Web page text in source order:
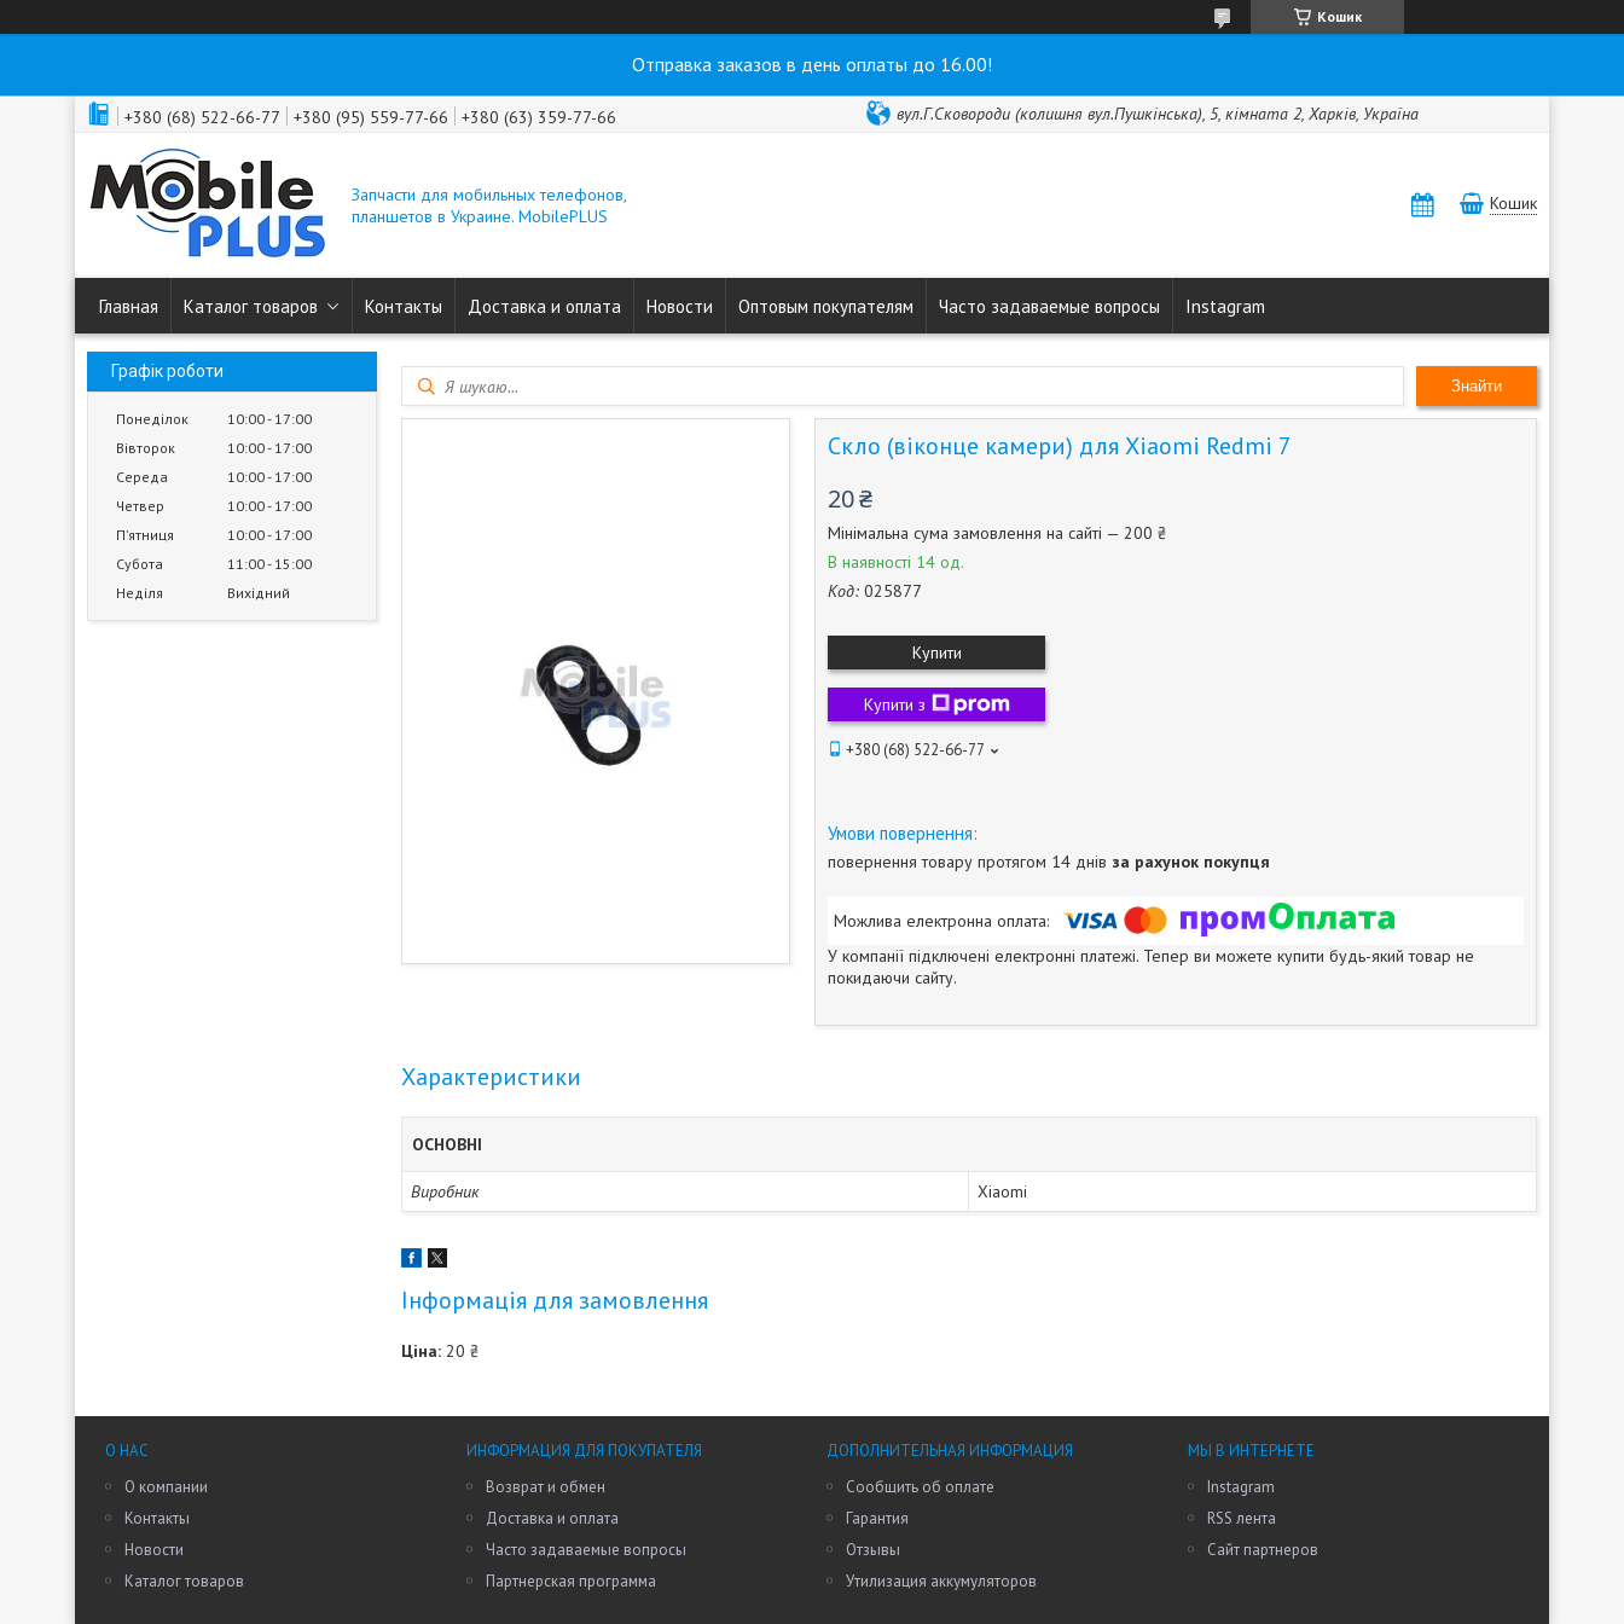
Кошик
Отправка заказов в день оплаты до 16.00!
+380 (68) 522-66-77 +380 (95) 559-77-66 +380 (63) 359-77-66 вул.Г.Сковороди (колишня вул.Пушкінська), 5, кімната 2, Харків, Україна
Запчасти для мобильных телефонов,
планшетов в Украине. MobilePLUS
Кошик
Главная Каталог товаров Контакты Доставка и оплата Новости Оптовым покупателям Часто задаваемые вопросы Instagram
Графік роботи
Понеділок 10:00 17:00
Вівторок
10:00 17:00
Середа
10:00 17:00
Четвер
10:00 17:00
Пʼятниця
10:00 17:00
Субота
11:00 15:00
Неділя
Вихідний
Знайти
Скло (віконце камери) для Xiaomi Redmi 7
20 ₴
Мінімальна сума замовлення на сайті — 200 ₴
В наявності 14 од.
Код: 025877
Купити
Купити з
+380 (68) 522-66-77
повернення товару протягом 14 днів за рахунок покупця
У компанії підключені електронні платежі. Тепер ви можете купити будь-який товар не
покидаючи сайту.
Характеристики
ОСНОВНІ
Виробник Xiaomi
Інформація для замовлення
Ціна: 20 ₴
О НАС
О компании
Контакты
Новости
Каталог товаров
ИНФОРМАЦИЯ ДЛЯ ПОКУПАТЕЛЯ
Возврат и обмен
Доставка и оплата
Часто задаваемые вопросы
Партнерская программа
ДОПОЛНИТЕЛЬНАЯ ИНФОРМАЦИЯ
Сообщить об оплате
Гарантия
Отзывы
Утилизация аккумуляторов
МЫ В ИНТЕРНЕТЕ
Instagram
RSS лента
Сайт партнеров